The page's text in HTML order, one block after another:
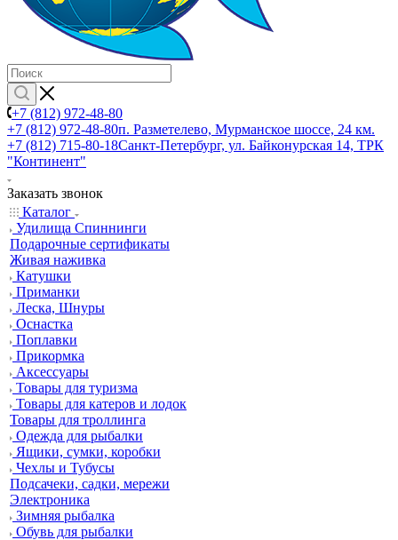
+7 (812) 972-48-80
+7 (812) 972-48-80п. Разметелево, Мурманское шоссе, 24 км.
+7 (812) 715-80-18Санкт-Петербург, ул. Байконурская 14, ТРК
"Континент"
Заказать звонок
Каталог
Удилища Спиннинги
Подарочные сертификаты
Живая наживка
Катушки
Приманки
Леска, Шнуры
Оснастка
Поплавки
Прикормка
Аксессуары
Товары для туризма
Товары для катеров и лодок
Товары для троллинга
Одежда для рыбалки
Ящики, сумки, коробки
Чехлы и Тубусы
Подсачеки, садки, мережи
Электроника
Зимняя рыбалка
Обувь для рыбалки